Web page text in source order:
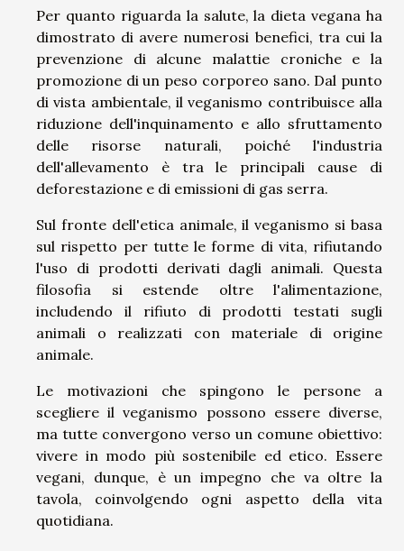
Per quanto riguarda la salute, la dieta vegana ha
dimostrato di avere numerosi benefici, tra cui la
prevenzione di alcune malattie croniche e la
promozione di un peso corporeo sano. Dal punto
di vista ambientale, il veganismo contribuisce alla
riduzione dell'inquinamento e allo sfruttamento
delle risorse naturali, poiché l'industria
dell'allevamento è tra le principali cause di
deforestazione e di emissioni di gas serra.
Sul fronte dell'etica animale, il veganismo si basa
sul rispetto per tutte le forme di vita, rifiutando
l'uso di prodotti derivati dagli animali. Questa
filosofia si estende oltre l'alimentazione,
includendo il rifiuto di prodotti testati sugli
animali o realizzati con materiale di origine
animale.
Le motivazioni che spingono le persone a
scegliere il veganismo possono essere diverse,
ma tutte convergono verso un comune obiettivo:
vivere in modo più sostenibile ed etico. Essere
vegani, dunque, è un impegno che va oltre la
tavola, coinvolgendo ogni aspetto della vita
quotidiana.